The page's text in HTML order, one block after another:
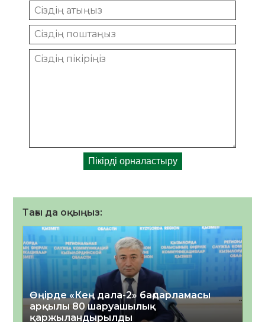
Тағы да оқыңыз:
Өңірде «Кең дала-2» бағдарламасы
арқылы 80 шаруашылық
қаржыландырылды